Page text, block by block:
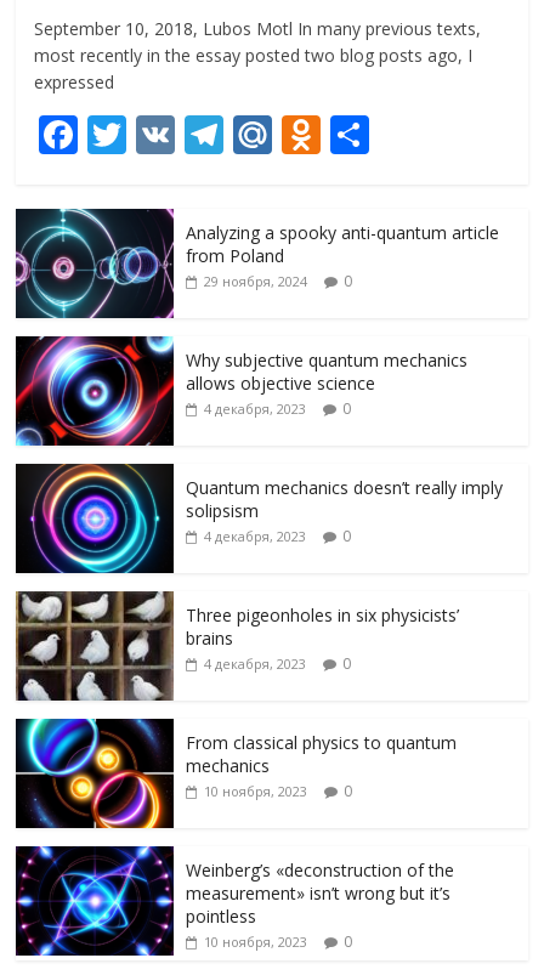
September 10, 2018, Lubos Motl In many previous texts,
most recently in the essay posted two blog posts ago, I
expressed
F
e
b
o
o
k
T
itt
er
V T
gr
a
M
R
u
O
n
o
kl
s
ni
р
и
т
Analyzing a spooky anti-quantum article
from Poland
29 ноября, 2024 0
Why subjective quantum mechanics
allows objective science
4 декабря, 2023 0
Quantum mechanics doesn’t really imply
solipsism
4 декабря, 2023 0
Three pigeonholes in six physicists’
brains
4 декабря, 2023 0
From classical physics to quantum
mechanics
10 ноября, 2023 0
Weinberg’s «deconstruction of the
measurement» isn’t wrong but it’s
pointless
10 ноября, 2023 0